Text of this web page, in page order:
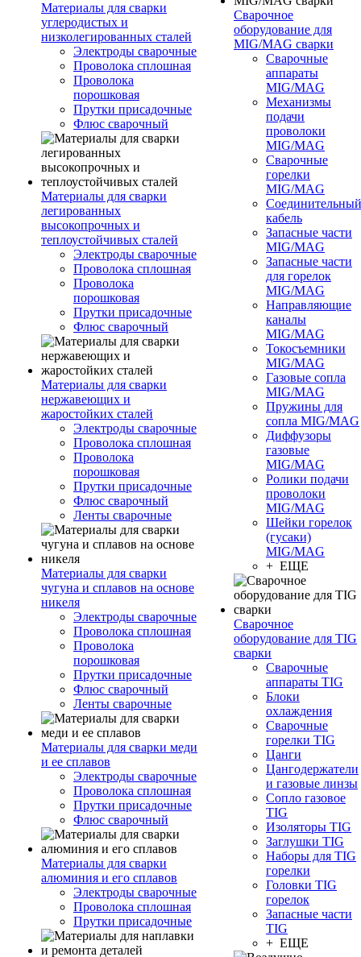
Материалы для сварки
углеродистых и
низколегированных сталей
Электроды сварочные
Проволока сплошная
Проволока
порошковая
Прутки присадочные
Флюс сварочный
Материалы для сварки
легированных
высокопрочных и
теплоустойчивых сталей
Электроды сварочные
Проволока сплошная
Проволока
порошковая
Прутки присадочные
Флюс сварочный
Материалы для сварки
нержавеющих и
жаростойких сталей
Электроды сварочные
Проволока сплошная
Проволока
порошковая
Прутки присадочные
Флюс сварочный
Ленты сварочные
Материалы для сварки
чугуна и сплавов на основе
никеля
Электроды сварочные
Проволока сплошная
Проволока
порошковая
Прутки присадочные
Флюс сварочный
Ленты сварочные
Материалы для сварки меди
и ее сплавов
Электроды сварочные
Проволока сплошная
Прутки присадочные
Флюс сварочный
Материалы для сварки
алюминия и его сплавов
Электроды сварочные
Проволока сплошная
Прутки присадочные
Сварочное
оборудование для
MIG/MAG сварки
Сварочные
аппараты
MIG/MAG
Механизмы
подачи
проволоки
MIG/MAG
Сварочные
горелки
MIG/MAG
Соединительный
кабель
Запасные части
MIG/MAG
Запасные части
для горелок
MIG/MAG
Направляющие
каналы
MIG/MAG
Токосъемники
MIG/MAG
Газовые сопла
MIG/MAG
Пружины для
сопла MIG/MAG
Диффузоры
газовые
MIG/MAG
Ролики подачи
проволоки
MIG/MAG
Шейки горелок
(гусаки)
MIG/MAG
+ ЕЩЕ
Сварочное
оборудование для TIG
сварки
Сварочные
аппараты TIG
Блоки
охлаждения
Сварочные
горелки TIG
Цанги
Цангодержатели
и газовые линзы
Сопло газовое
TIG
Изоляторы TIG
Заглушки TIG
Наборы для TIG
горелки
Головки TIG
горелок
Запасные части
TIG
+ ЕЩЕ